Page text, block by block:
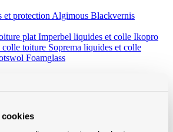
et protection Algimous Blackvernis
plat Imperbel liquides et colle Ikopro
colle toiture Soprema liquides et colle
Foamglass
Gouttières